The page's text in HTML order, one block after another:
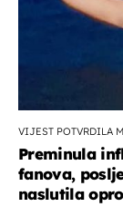
VIJEST POTVRDILA
Preminula
fanova,
naslutila